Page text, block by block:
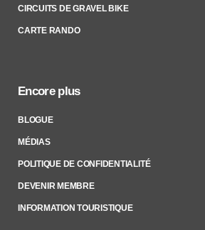
CIRCUITS DE GRAVEL BIKE
CARTE RANDO
Encore plus
BLOGUE
MÉDIAS
POLITIQUE DE CONFIDENTIALITÉ
DEVENIR MEMBRE
INFORMATION TOURISTIQUE